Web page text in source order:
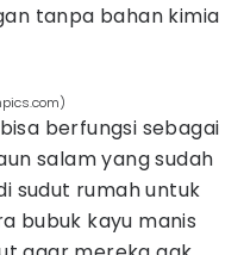
tanpa bahan kimia
berfungsi sebagai
salam yang sudah
sudut rumah untuk
bubuk kayu manis